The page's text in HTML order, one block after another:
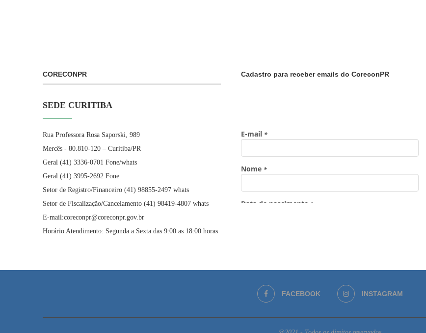
CORECONPR
SEDE CURITIBA
Rua Professora Rosa Saporski, 989
Mercês - 80.810-120 – Curitiba/PR
Geral (41) 3336-0701 Fone/whats
Geral (41) 3995-2692 Fone
Setor de Registro/Financeiro (41) 98855-2497 whats
Setor de Fiscalização/Cancelamento (41) 98419-4807 whats
E-mail:coreconpr@coreconpr.gov.br
Horário Atendimento: Segunda a Sexta das 9:00 as 18:00 horas
Cadastro para receber emails do CoreconPR
FACEBOOK INSTAGRAM